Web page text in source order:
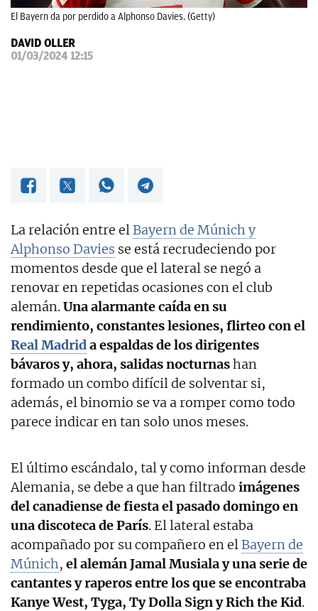
El Bayern da por perdido a Alphonso Davies. (Getty)
DAVID OLLER
01/03/2024 12:15
La relación entre el Bayern de Múnich y
Alphonso Davies se está recrudeciendo por
momentos desde que el lateral se negó a
renovar en repetidas ocasiones con el club
alemán.Una alarmante caída en su
rendimiento, constantes lesiones, flirteo con el
Real Madrida espaldas de los dirigentes
bávaros y, ahora, salidas nocturnashan
formado un combo difícil de solventar si,
además, el binomio se va a romper como todo
parece indicar en tan solo unos meses.
El último escándalo, tal y como informan desde
Alemania, se debe a que han filtrado imágenes
del canadiense de fiesta el pasado domingo en
una discoteca de París. El lateral estaba
acompañado por su compañero en el Bayern de
Múnich, el alemán Jamal Musiala y una serie de
cantantes y raperos entre los que se encontraba
Kanye West, Tyga, Ty Dolla Sign y Rich the Kid.